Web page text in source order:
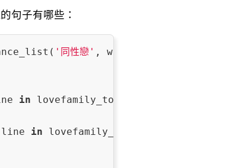
句子有哪些：
'同性戀' , width=
in lovefamily_tongzhi_c],
line in lovefamily_tongzhi_c],